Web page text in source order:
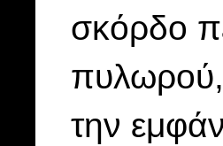
σκόρδο
πυλωρού,
την